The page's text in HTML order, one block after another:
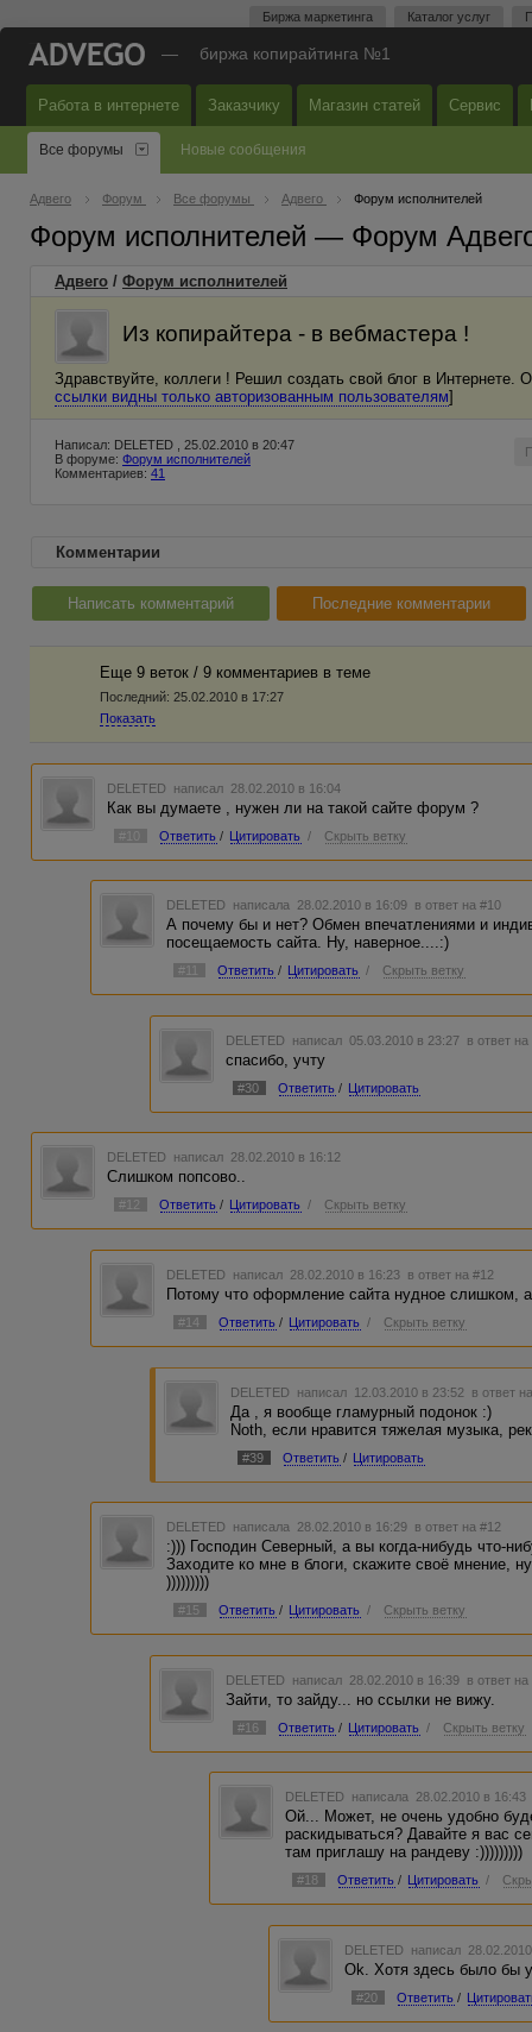
Биржа маркетинга Каталог услуг
— биржа копирайтинга №1
Работа в интернете Заказчику Магазин статей Сервис
Все форумы Новые сообщения
Адвего Форум Все форумы Адвего Форум исполнителей
Форум исполнителей — Форум
Адвего / Форум исполнителей
Из копирайтера - в вебмастера !
Здравствуйте, коллеги ! Решил создать свой блог в Интернете.
ссылки видны только авторизованным пользователям]
Написал: DELETED , 25.02.2010 в 20:47
В форуме: Форум исполнителей
Комментариев: 41
Комментарии
Написать комментарий Последние комментарии
Еще 9 веток / 9 комментариев в темe
Последний: 25.02.2010 в 17:27
Показать
DELETED написал 28.02.2010 в 16:04
Как вы думаете , нужен ли на такой сайте форум ?
#10 Ответить / Цитировать / Скрыть ветку
DELETED написала 28.02.2010 в 16:09 в ответ на #10
А почему бы и нет? Обмен впечатлениями и
посещаемость сайта. Ну, наверное....:)
#11 Ответить / Цитировать / Скрыть ветку
DELETED написал 05.03.2010 в 23:27 в ответ на
спасибо, учту
#30 Ответить / Цитировать
DELETED написал 28.02.2010 в 16:12
Слишком попсово..
#12 Ответить / Цитировать / Скрыть ветку
DELETED написал 28.02.2010 в 16:23 в ответ на #12
Потому что оформление сайта нудное слишком,
#14 Ответить / Цитировать / Скрыть ветку
DELETED написал 12.03.2010 в 23:52 в ответ
Да , я вообще гламурный подонок :)
Noth, если нравится тяжелая музыка,
#39 Ответить / Цитировать
DELETED написала 28.02.2010 в 16:29 в ответ на #12
:))) Господин Северный, а вы когда-нибудь что-
Заходите ко мне в блоги, скажите своё мнение,
)))))))))
#15 Ответить / Цитировать / Скрыть ветку
DELETED написал 28.02.2010 в 16:39 в ответ
Зайти, то зайду... но ссылки не вижу.
#16 Ответить / Цитировать / Скрыть ветку
DELETED написала 28.02.2010 в
Ой... Может, не очень удобно
раскидываться? Давайте я вас
там приглашу на рандеву :)))))))))
#18 Ответить / Цитировать /
DELETED написал
Ok. Хотя здесь было бы
#20 Ответить /